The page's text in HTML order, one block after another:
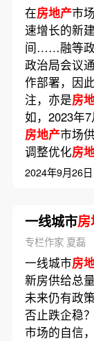
在房地产市
速增长的新
间……融等
政治局会议
作部署，因
注，亦是房
如，2023年
房地产市场
调整优化房
2024年9月26日
一线城市房
专栏作家 夏磊
一线城市房
新房供给总
未来仍有政
否止跌企稳
市场的自信